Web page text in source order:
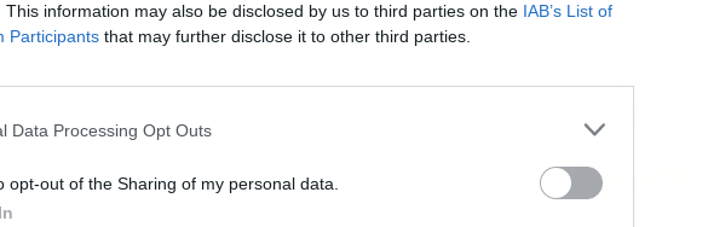
This information may also be disclosed by us to third parties on the IAB’s List of
Participants that may further disclose it to other third parties.
Data Processing Opt Outs
opt-out of the Sharing of my personal data.